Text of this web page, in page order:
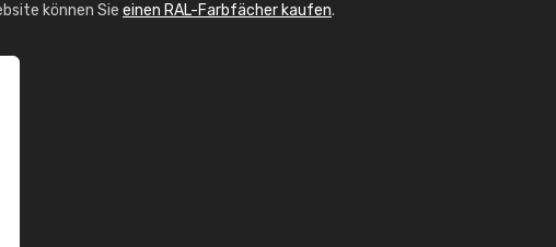
können Sie einen RAL-Farbfächer kaufen.